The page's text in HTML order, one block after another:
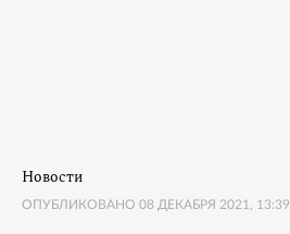
Новости
ОПУБЛИКОВАНО 08 ДЕКАБРЯ 2021, 13:39